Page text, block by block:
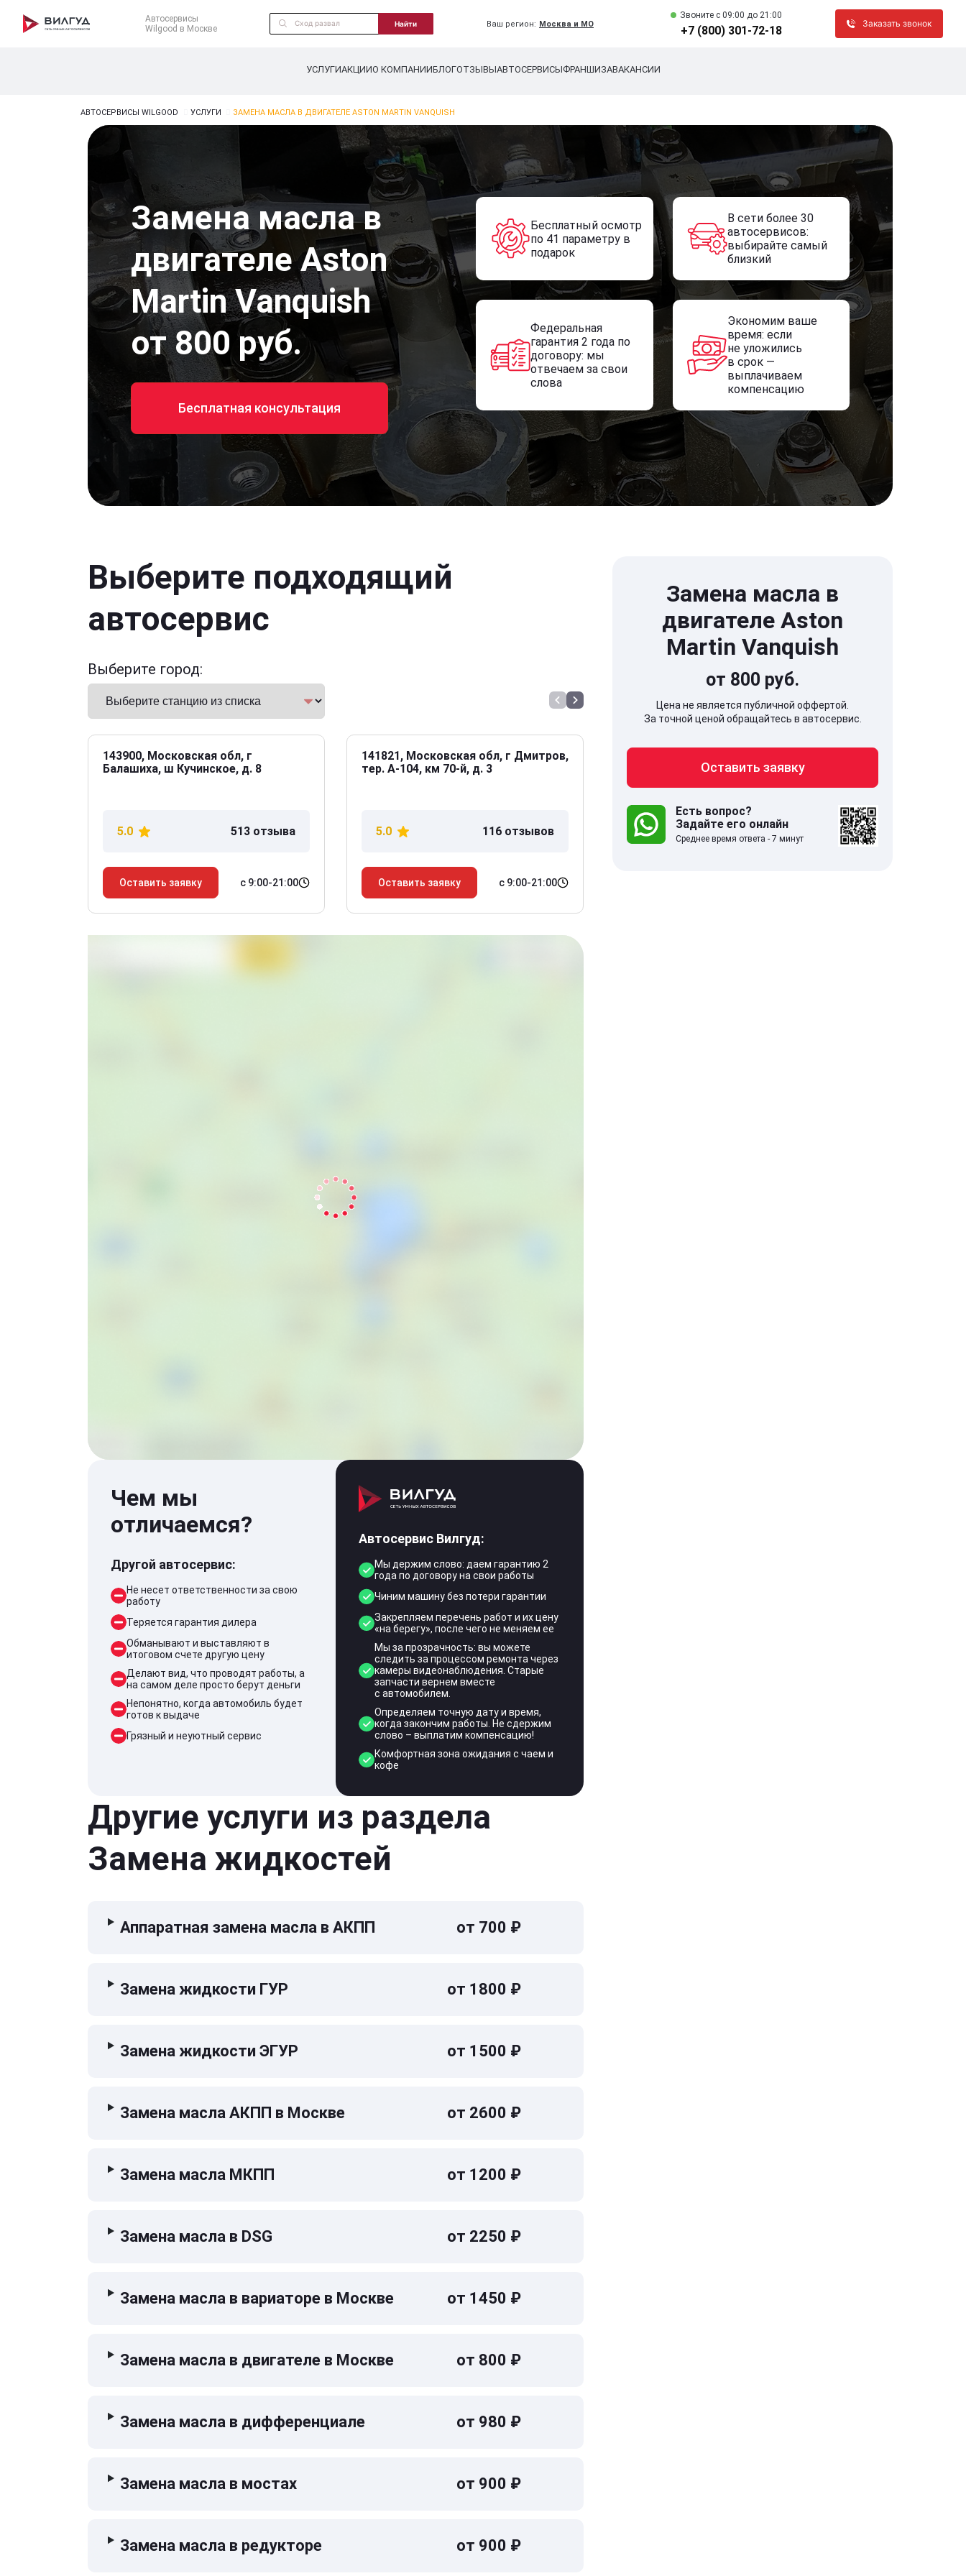
Автосервисы
Wilgood в Москве
Найти Ваш регион: Москва и МО
Звоните c 09:00 до 21:00
+7 (800) 301-72-18
Заказать звонок
УСЛУГИАКЦИИО КОМПАНИИБЛОГОТЗЫВЫАВТОСЕРВИСЫФРАНШИЗАВАКАНСИИ
АВТОСЕРВИСЫ WILGOOD УСЛУГИ ЗАМЕНА МАСЛА В ДВИГАТЕЛЕ ASTON MARTIN VANQUISH
Замена масла в
двигателе Aston
Martin Vanquish
от 800 руб.
Бесплатная консультация
Бесплатный осмотр
по 41 параметру в
подарок
В сети более 30
автосервисов:
выбирайте самый
близкий
Федеральная
гарантия 2 года по
договору: мы
отвечаем за свои
слова
Экономим ваше
время: если
не уложились
в срок —
выплачиваем
компенсацию
Выберите подходящий
автосервис
Выберите город:
143900, Московская обл, г
Балашиха, ш Кучинское, д. 8
5.0 513 отзыва
Оставить заявку с 9:00-21:00
141821, Московская обл, г Дмитров,
тер. А-104, км 70-й, д. 3
5.0 116 отзывов
Оставить заявку с 9:00-21:00
141707, Московская обл,
Долгопрудный г, Береговой проезд,
дом 5
5.0 332 отзыва
Чем мы
отличаемся?
Другой автосервис:
Не несет ответственности за свою
работу
Теряется гарантия дилера
Обманывают и выставляют в
итоговом счете другую цену
Делают вид, что проводят работы, а
на самом деле просто берут деньги
Непонятно, когда автомобиль будет
готов к выдаче
Грязный и неуютный сервис
Автосервис Вилгуд:
Мы держим слово: даем гарантию 2
года по договору на свои работы
Чиним машину без потери гарантии
Закрепляем перечень работ и их цену
«на берегу», после чего не меняем ее
Мы за прозрачность: вы можете
следить за процессом ремонта через
камеры видеонаблюдения. Старые
запчасти вернем вместе
с автомобилем.
Определяем точную дату и время,
когда закончим работы. Не сдержим
слово – выплатим компенсацию!
Комфортная зона ожидания с чаем и
кофе
Другие услуги из раздела
Замена жидкостей
Аппаратная замена масла в АКПП от 700 ₽
Замена жидкости ГУР от 1800 ₽
Замена жидкости ЭГУР от 1500 ₽
Замена масла АКПП в Москве от 2600 ₽
Замена масла МКПП от 1200 ₽
Замена масла в DSG от 2250 ₽
Замена масла в вариаторе в Москве от 1450 ₽
Замена масла в двигателе в Москве от 800 ₽
Замена масла в дифференциале от 980 ₽
Замена масла в мостах от 900 ₽
Замена масла в редукторе от 900 ₽
Замена масла в
двигателе Aston
Martin Vanquish
от 800 руб.
Цена не является публичной оффертой.
За точной ценой обращайтесь в автосервис.
Оставить заявку
Есть вопрос?
Задайте его онлайн
Среднее время ответа - 7 минут